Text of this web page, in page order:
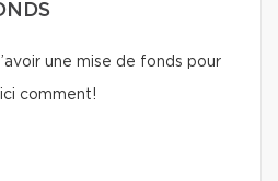
une mise de fonds pour
comment!